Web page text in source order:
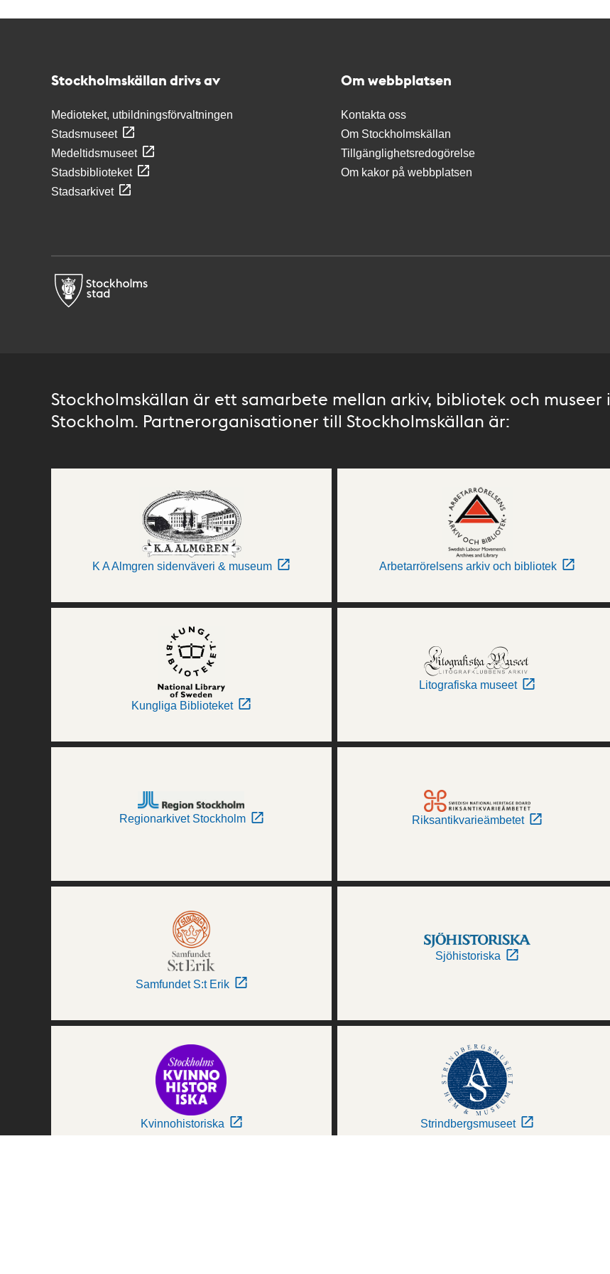
Stockholmskällan drivs av
Medioteket, utbildningsförvaltningen
Stadsmuseet
Medeltidsmuseet
Stadsbiblioteket
Stadsarkivet
Om webbplatsen
Kontakta oss
Om Stockholmskällan
Tillgänglighetsredogörelse
Om kakor på webbplatsen
Stockholmskällan är ett samarbete mellan arkiv, bibliotek och museer i
Stockholm. Partnerorganisationer till Stockholmskällan är:
K A Almgren sidenväveri & museum Arbetarrörelsens arkiv och bibliotek
Kungliga Biblioteket
Litografiska museet
Regionarkivet Stockholm Riksantikvarieämbetet
Samfundet S:t Erik
Sjöhistoriska
Kvinnohistoriska Strindbergsmuseet